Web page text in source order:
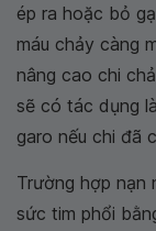
ép ra hoặc bỏ
máu chảy càng
nâng cao chi
sẽ có tác dụng
garo nếu chi đã
Trường hợp nạn
sức tim phổi